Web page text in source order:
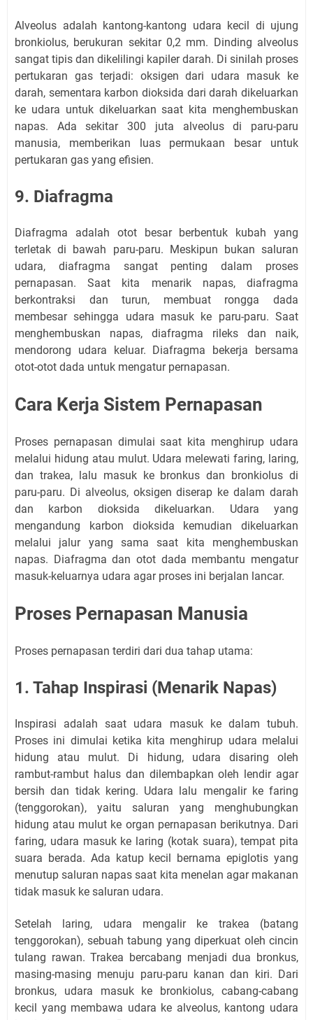
Alveolus adalah kantong-kantong udara kecil di ujung
bronkiolus, berukuran sekitar 0,2 mm. Dinding alveolus
sangat tipis dan dikelilingi kapiler darah. Di sinilah proses
pertukaran gas terjadi: oksigen dari udara masuk ke
darah, sementara karbon dioksida dari darah dikeluarkan
ke udara untuk dikeluarkan saat kita menghembuskan
napas. Ada sekitar 300 juta alveolus di paru-paru
manusia, memberikan luas permukaan besar untuk
pertukaran gas yang efisien.
9. Diafragma
Diafragma adalah otot besar berbentuk kubah yang
terletak di bawah paru-paru. Meskipun bukan saluran
udara, diafragma sangat penting dalam proses
pernapasan. Saat kita menarik napas, diafragma
berkontraksi dan turun, membuat rongga dada
membesar sehingga udara masuk ke paru-paru. Saat
menghembuskan napas, diafragma rileks dan naik,
mendorong udara keluar. Diafragma bekerja bersama
otot-otot dada untuk mengatur pernapasan.
Cara Kerja Sistem Pernapasan
Proses pernapasan dimulai saat kita menghirup udara
melalui hidung atau mulut. Udara melewati faring, laring,
dan trakea, lalu masuk ke bronkus dan bronkiolus di
paru-paru. Di alveolus, oksigen diserap ke dalam darah
dan karbon dioksida dikeluarkan. Udara yang
mengandung karbon dioksida kemudian dikeluarkan
melalui jalur yang sama saat kita menghembuskan
napas. Diafragma dan otot dada membantu mengatur
masuk-keluarnya udara agar proses ini berjalan lancar.
Proses Pernapasan Manusia
Proses pernapasan terdiri dari dua tahap utama:
1. Tahap Inspirasi (Menarik Napas)
Inspirasi adalah saat udara masuk ke dalam tubuh.
Proses ini dimulai ketika kita menghirup udara melalui
hidung atau mulut. Di hidung, udara disaring oleh
rambut-rambut halus dan dilembapkan oleh lendir agar
bersih dan tidak kering. Udara lalu mengalir ke faring
(tenggorokan), yaitu saluran yang menghubungkan
hidung atau mulut ke organ pernapasan berikutnya. Dari
faring, udara masuk ke laring (kotak suara), tempat pita
suara berada. Ada katup kecil bernama epiglotis yang
menutup saluran napas saat kita menelan agar makanan
tidak masuk ke saluran udara.
Setelah laring, udara mengalir ke trakea (batang
tenggorokan), sebuah tabung yang diperkuat oleh cincin
tulang rawan. Trakea bercabang menjadi dua bronkus,
masing-masing menuju paru-paru kanan dan kiri. Dari
bronkus, udara masuk ke bronkiolus, cabang-cabang
kecil yang membawa udara ke alveolus, kantong udara